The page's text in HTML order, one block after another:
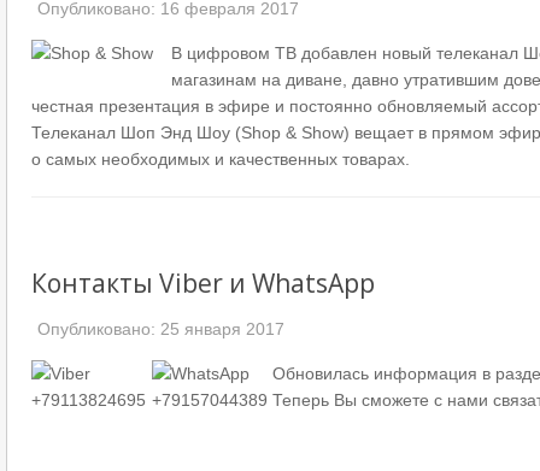
Опубликовано: 16 февраля 2017
В цифровом ТВ добавлен новый телеканал
магазинам на диване, давно утратившим
честная презентация в эфире и постоянно обновляемый
Телеканал Шоп Энд Шоу (Shop & Show) вещает в прямом
о самых необходимых и качественных товарах.
Контакты Viber и WhatsApp
Опубликовано: 25 января 2017
Обновилась информация в
Теперь Вы сможете с нами